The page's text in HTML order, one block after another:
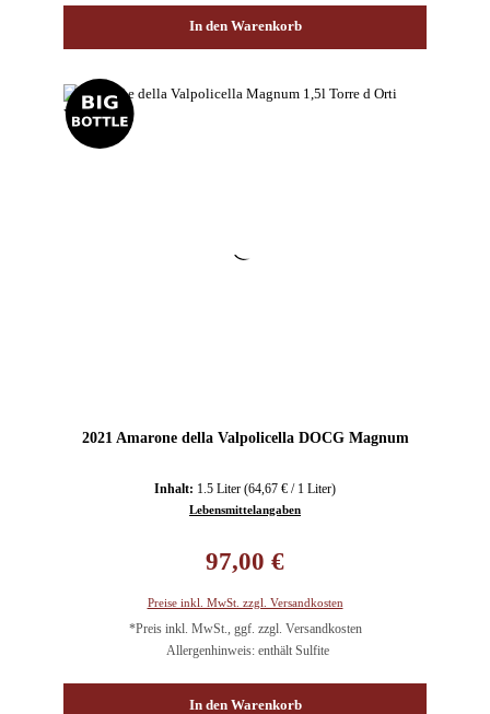
In den Warenkorb
2021 Amarone della Valpolicella DOCG Magnum
Inhalt: 1.5 Liter (64,67 € / 1 Liter)
Lebensmittelangaben
97,00 €
Preise inkl. MwSt. zzgl. Versandkosten
*Preis inkl. MwSt., ggf. zzgl. Versandkosten
Allergenhinweis: enthält Sulfite
In den Warenkorb